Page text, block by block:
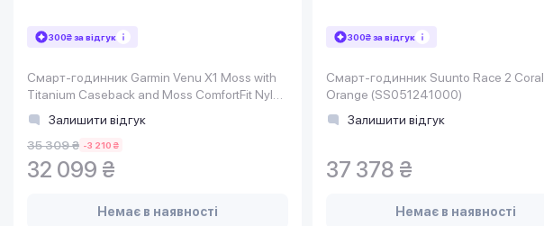
300₴ за відгук
Смарт-годинник Garmin Venu X1 Moss with
Titanium Caseback and Moss ComfortFit Nylon
Band (010-02980-01)
Залишити відгук
35 309 ₴ -3 210 ₴
32 099 ₴
Немає в наявності
300₴ за відгук
Смарт-годинник Suunto Race 2 Coral
Orange (SS051241000)
Залишити відгук
37 378 ₴
Немає в наявності